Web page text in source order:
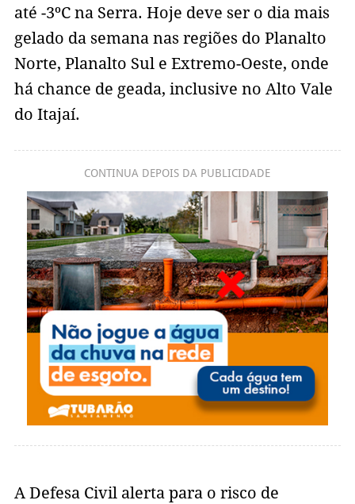
até -3ºC na Serra. Hoje deve ser o dia mais
gelado da semana nas regiões do Planalto
Norte, Planalto Sul e Extremo-Oeste, onde
há chance de geada, inclusive no Alto Vale
do Itajaí.
CONTINUA DEPOIS DA PUBLICIDADE
A Defesa Civil alerta para o risco de